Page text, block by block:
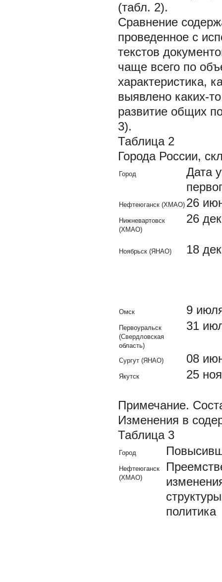
(табл. 2).
Сравнение
проведенное с
текстов
чаще всего по
характеристика,
выявлено каких-
развитие общих
3).
Таблица 2
Города России,
Город
Дата
Нефтеюганск (ХМАО) 26
Нижневартовск
(ХМАО)
26
Ноябрьск (ЯНАО) 18
Омск 9
Первоуральск
(Свердловская
область)
31
Сургут (ЯНАО) 08
Якутск 25
Примечание.
Изменения в
Таблица 3
Город
Нефтеюганск
(ХМАО)
политика